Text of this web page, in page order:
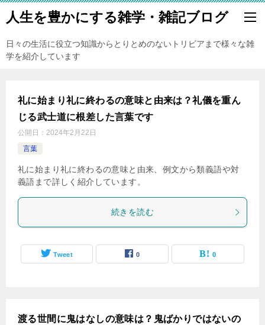
人生を豊かにする雑学・雑記ブログ
日々の生活に役立つ知識からとりとめのないトリビアまで様々な雑
学を紹介しています
礼に始まり礼に終わるの意味と由来は？礼儀を重ん
じる武士道に根差した言葉です
公開日： 2024年2月22日
言葉
礼に始まり礼に終わるの意味と由来、例文から類義語や対
義語まで詳しく紹介しています。
続きを読む
Tweet 0 0
渡る世間に鬼はなしの意味は？鬼ばかりではないの